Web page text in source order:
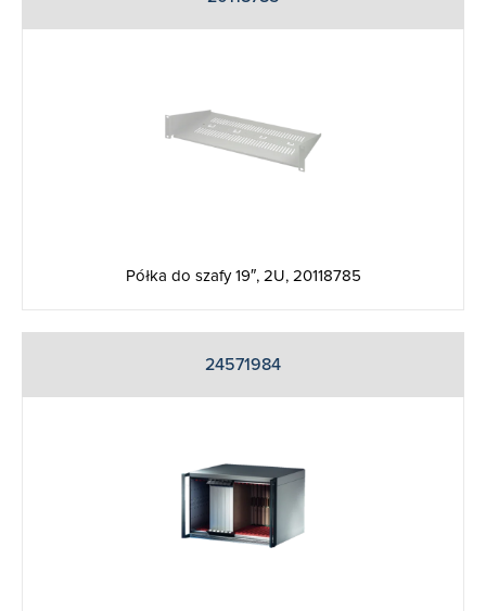
Półka do szafy 19″, 2U, 20118785
24571984